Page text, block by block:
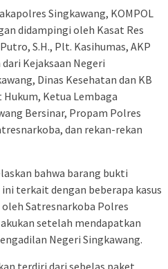
Singkawang, KOMPOL
didampingi oleh Kasat Res
S.H., Plt. Kasihumas, AKP
Kejaksaan Negeri
Dinas Kesehatan dan KB
Ketua Lembaga
Bersinar, Propam Polres
dan rekan-rekan
bahwa barang bukti
terkait dengan beberapa kasus
Satresnarkoba Polres
setelah mendapatkan
Negeri Singkawang.